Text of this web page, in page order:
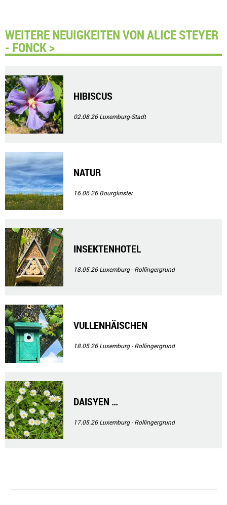
WEITERE NEUIGKEITEN VON ALICE STEYER
- FONCK >
HIBISCUS
02.08.26Luxemburg-Stadt
NATUR
16.06.26Bourglinster
INSEKTENHOTEL
18.05.26Luxemburg - Rollingergrund
VULLENHÄISCHEN
18.05.26Luxemburg - Rollingergrund
DAISYEN …
17.05.26Luxemburg - Rollingergrund